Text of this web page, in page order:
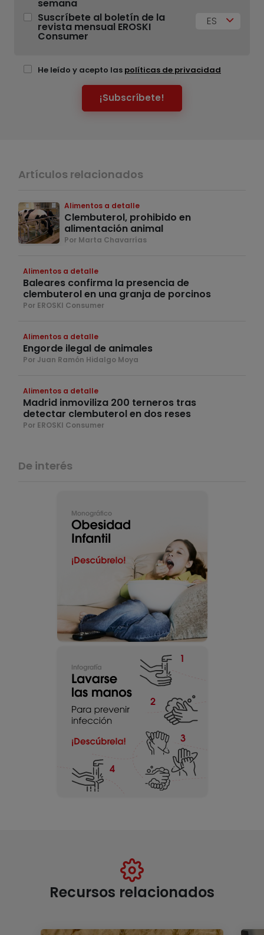
semana
Suscríbete al boletín de la
revista mensual EROSKI
Consumer
ES
He leído y acepto las políticas de privacidad
¡Subscríbete!
Artículos relacionados
Alimentos a detalle
Clembuterol, prohibido en
alimentación animal
Por Marta Chavarrías
Alimentos a detalle
Baleares confirma la presencia de
clembuterol en una granja de porcinos
Por EROSKI Consumer
Alimentos a detalle
Engorde ilegal de animales
Por Juan Ramón Hidalgo Moya
Alimentos a detalle
Madrid inmoviliza 200 terneros tras
detectar clembuterol en dos reses
Por EROSKI Consumer
De interés
Recursos relacionados